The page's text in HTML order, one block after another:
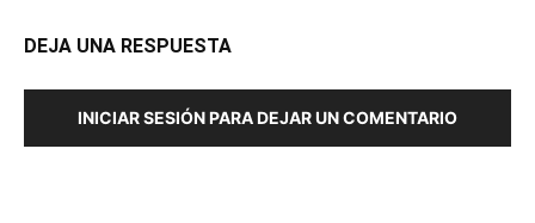
DEJA UNA RESPUESTA
INICIAR SESIÓN PARA DEJAR UN COMENTARIO